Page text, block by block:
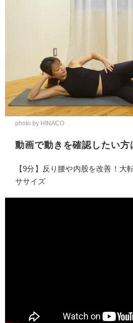
photo by HINACO
動画で動きを確認したい方
【9分】反り腰や内股を改善！大
ササイズ